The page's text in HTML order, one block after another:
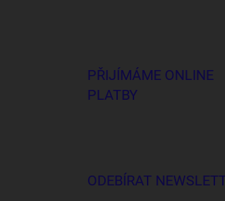
PŘIJÍMÁME ONLINE
PLATBY
ODEBÍRAT